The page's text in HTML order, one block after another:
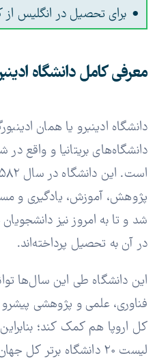
برای تحصیل در انگلیس
معرفی کامل دانشگاه
دانشگاه ادینبرو یا همان
دانشگاه‌های بریتانیا و واقع در
پژوهش، آموزش، یادگیری و
شد و تا به امروز نیز
در آن به تحصیل پرداخته‌اند.
این دانشگاه طی این سال‌ها
فناوری، علمی و پژوهشی
کل اروپا هم کمک کند؛
لیست 20 دانشگاه برتر کل جهان قرار بگیرد.